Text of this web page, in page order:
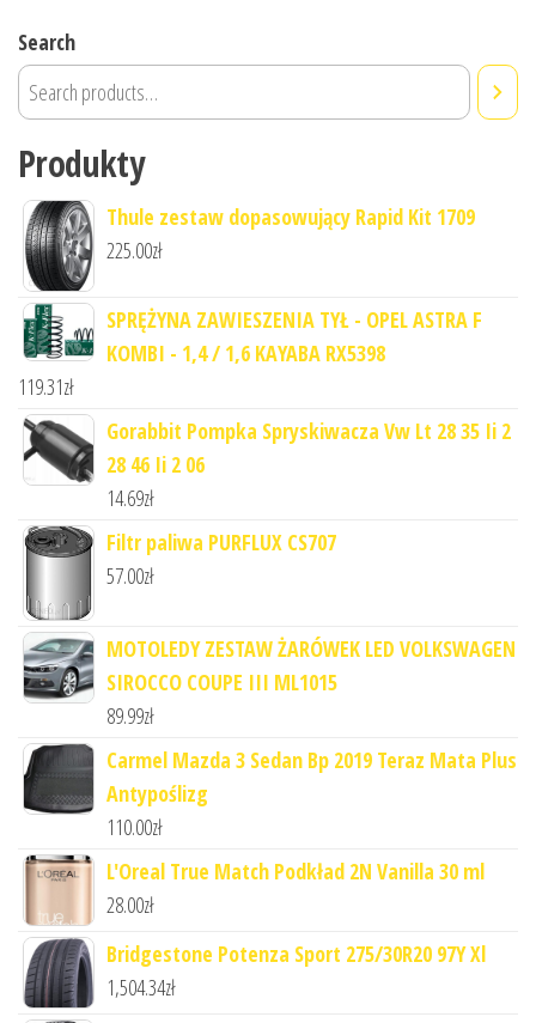
Search
Produkty
Thule zestaw dopasowujący Rapid Kit 1709
225.00zł
SPRĘŻYNA ZAWIESZENIA TYŁ - OPEL ASTRA F
KOMBI - 1,4 / 1,6 KAYABA RX5398
119.31zł
Gorabbit Pompka Spryskiwacza Vw Lt 28 35 Ii 2
28 46 Ii 2 06
14.69zł
Filtr paliwa PURFLUX CS707
57.00zł
MOTOLEDY ZESTAW ŻARÓWEK LED VOLKSWAGEN
SIROCCO COUPE III ML1015
89.99zł
Carmel Mazda 3 Sedan Bp 2019 Teraz Mata Plus
Antypoślizg
110.00zł
L'Oreal True Match Podkład 2N Vanilla 30 ml
28.00zł
Bridgestone Potenza Sport 275/30R20 97Y Xl
1,504.34zł